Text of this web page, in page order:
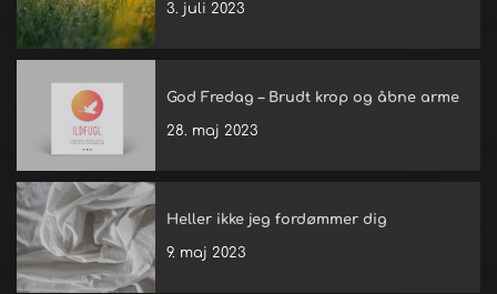
3. juli 2023
God Fredag – Brudt krop og åbne arme
28. maj 2023
Heller ikke jeg fordømmer dig
9. maj 2023